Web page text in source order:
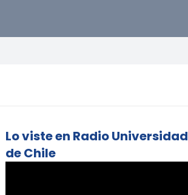
Lo viste en Radio Universidad
de Chile